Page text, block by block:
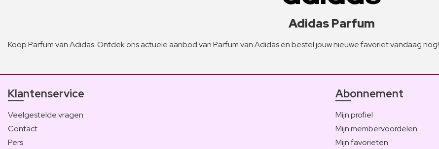
Adidas Parfum
Koop Parfum van Adidas. Ontdek ons actuele aanbod van Parfum van Adidas en bestel jouw nieuwe favoriet vandaag nog!
Klantenservice
Veelgestelde vragen
Contact
Pers
Abonnement
Mijn profiel
Mijn membervoordelen
Mijn favorieten